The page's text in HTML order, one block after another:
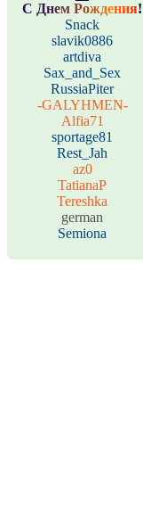
С Днем Рождения!
Snack
slavik0886
artdiva
Sax_and_Sex
RussiaPiter
-GALYHMEN-
Alfia71
sportage81
Rest_Jah
az0
TatianaP
Tereshka
german
Semiona